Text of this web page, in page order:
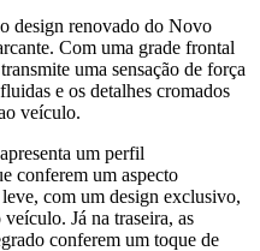
design renovado do Novo
Com uma grade frontal
uma sensação de força
e os detalhes cromados
veículo.
um perfil
conferem um aspecto
leve, com um design exclusivo,
Já na traseira, as
conferem um toque de